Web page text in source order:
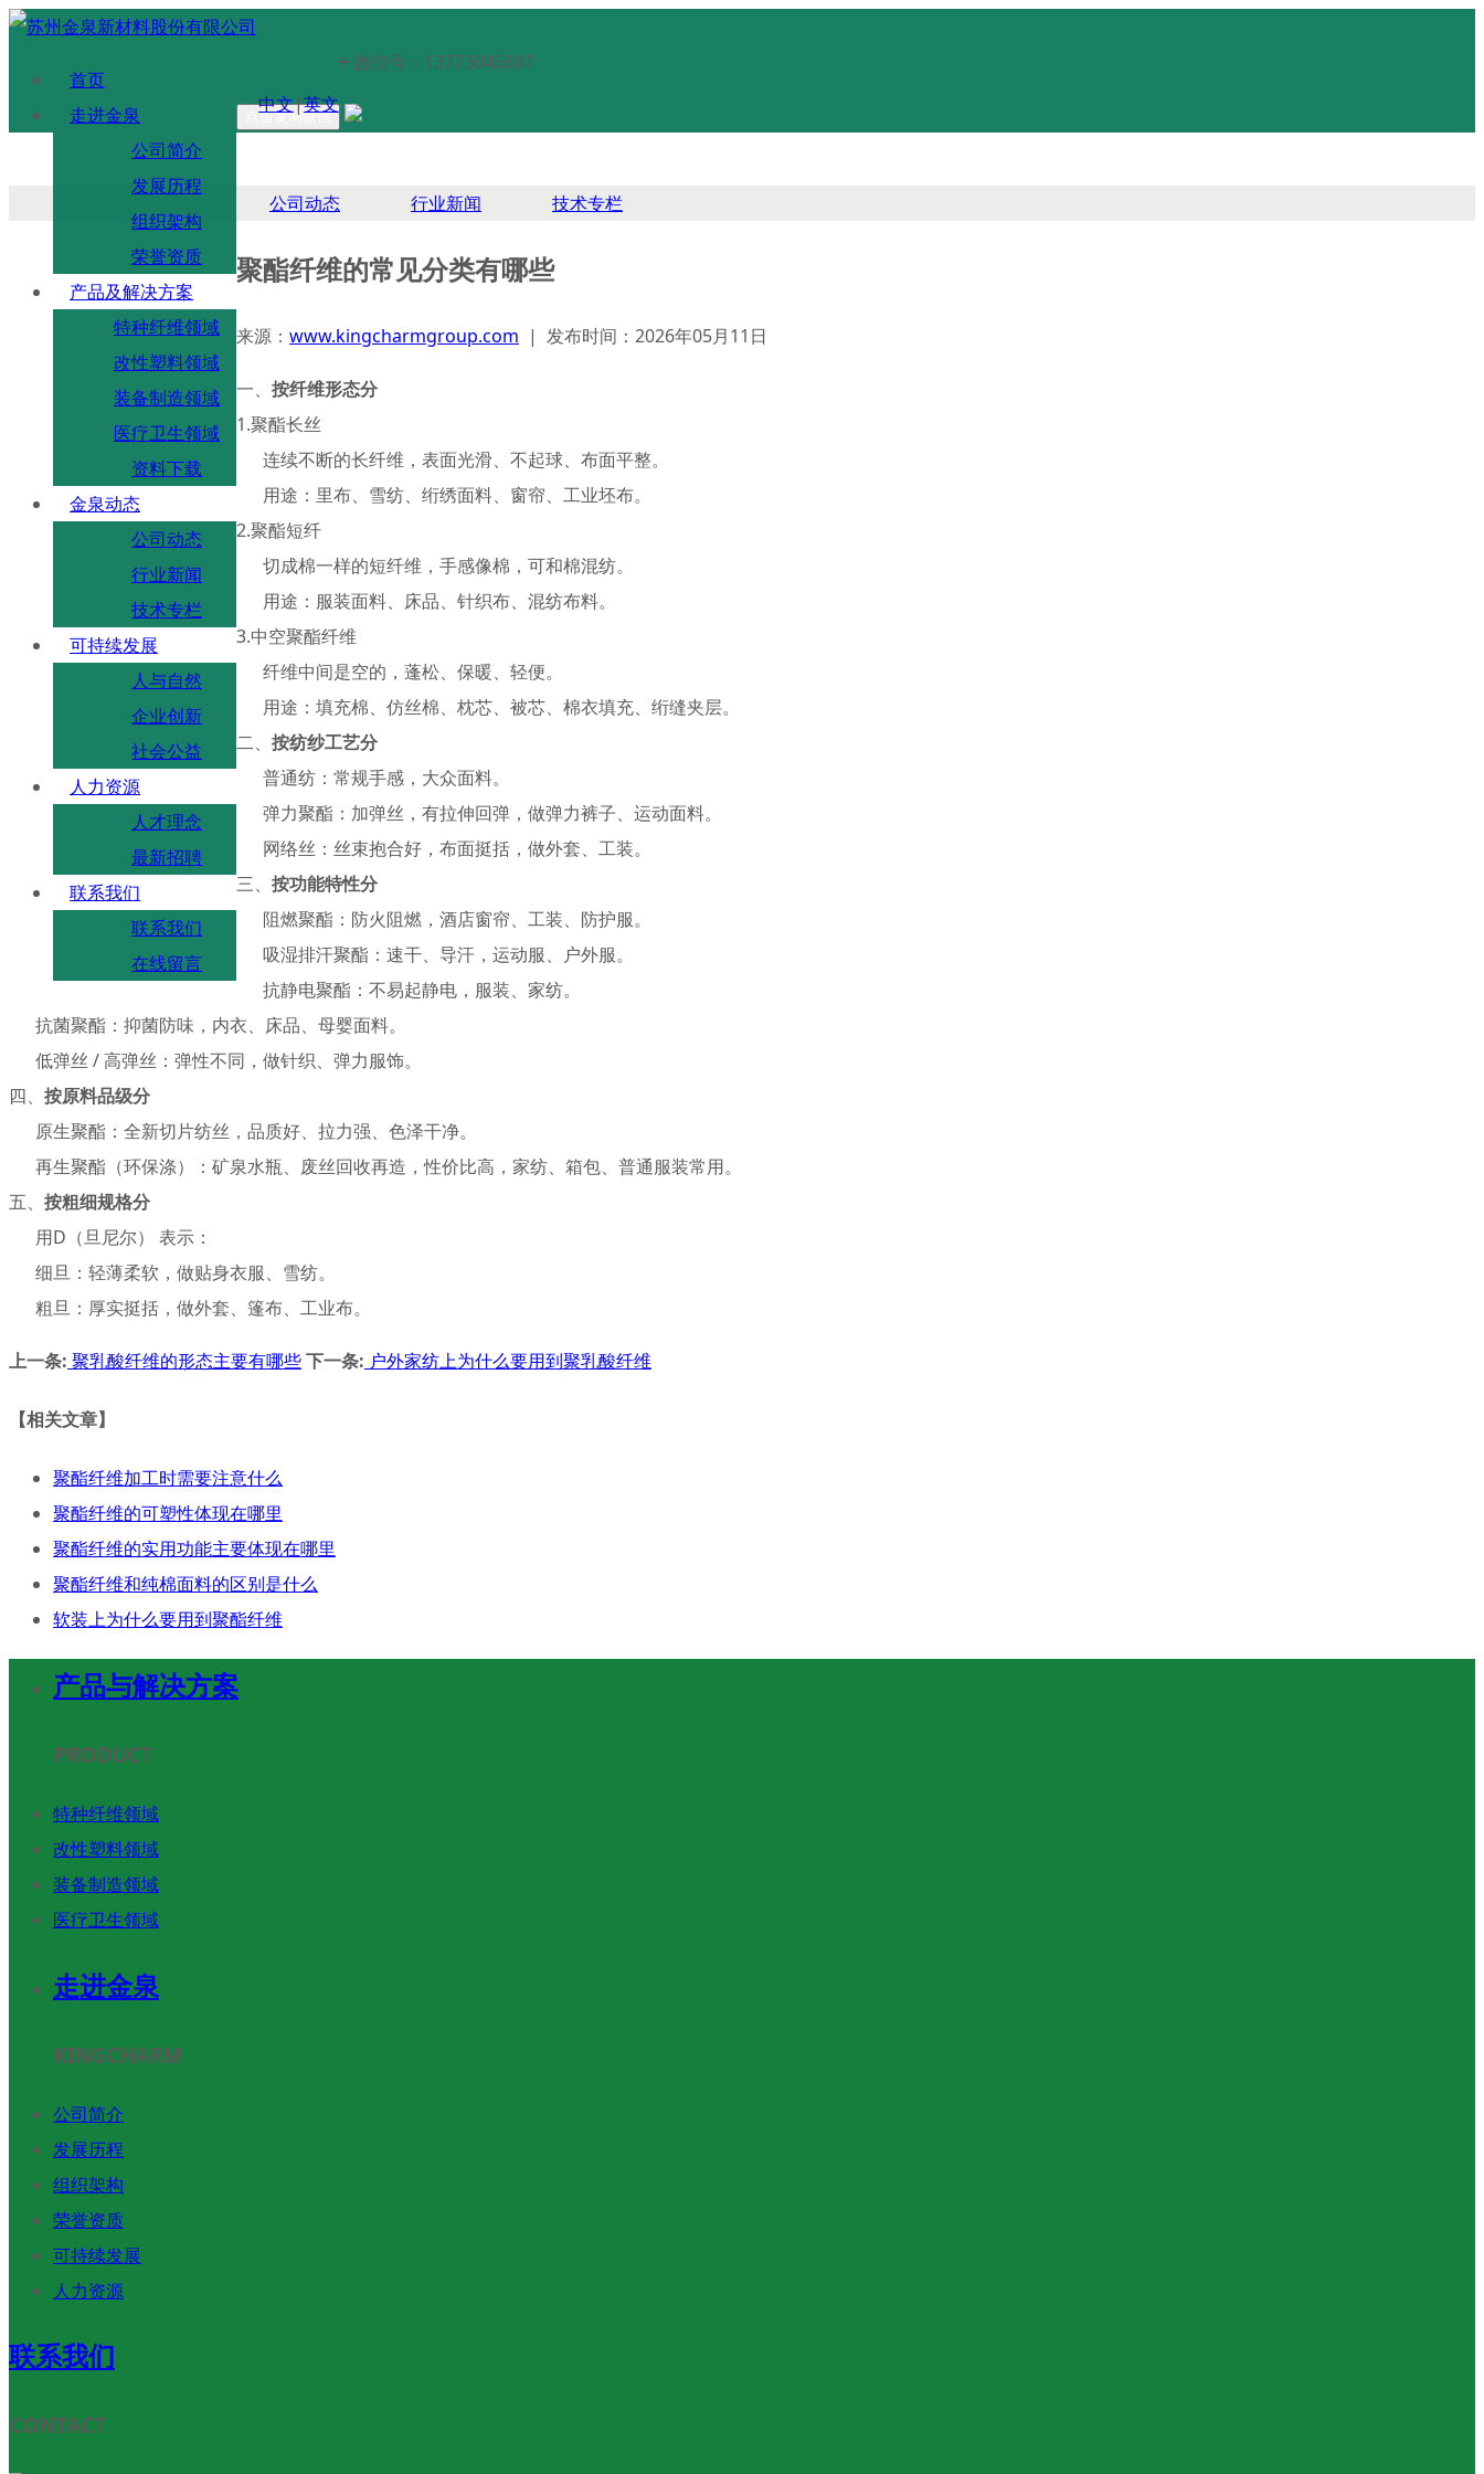
首页
走进金泉
公司简介
发展历程
组织架构
荣誉资质
产品及解决方案
特种纤维领域
改性塑料领域
装备制造领域
医疗卫生领域
资料下载
金泉动态
公司动态
行业新闻
技术专栏
可持续发展
人与自然
企业创新
社会公益
人力资源
人才理念
最新招聘
联系我们
联系我们
在线留言
中文|英文
+微信号： 13773045687
点击复制微信
公司动态 行业新闻 技术专栏
聚酯纤维的常见分类有哪些
来源： www.kingcharmgroup.com | 发布时间：2026年05月11日
一、 按纤维形态分
1.聚酯长丝
连续不断的长纤维，表面光滑、不起球、布面平整。
用途：里布、雪纺、绗绣面料、窗帘、工业坯布。
2.聚酯短纤
切成棉一样的短纤维，手感像棉，可和棉混纺。
用途：服装面料、床品、针织布、混纺布料。
3.中空聚酯纤维
纤维中间是空的，蓬松、保暖、轻便。
用途：填充棉、仿丝棉、枕芯、被芯、棉衣填充、绗缝夹层。
二、 按纺纱工艺分
普通纺：常规手感，大众面料。
弹力聚酯：加弹丝，有拉伸回弹，做弹力裤子、运动面料。
网络丝：丝束抱合好，布面挺括，做外套、工装。
三、 按功能特性分
阻燃聚酯：防火阻燃，酒店窗帘、工装、防护服。
吸湿排汗聚酯：速干、导汗，运动服、户外服。
抗静电聚酯：不易起静电，服装、家纺。
抗菌聚酯：抑菌防味，内衣、床品、母婴面料。
低弹丝 / 高弹丝：弹性不同，做针织、弹力服饰。
四、 按原料品级分
原生聚酯：全新切片纺丝，品质好、拉力强、色泽干净。
再生聚酯（环保涤）：矿泉水瓶、废丝回收再造，性价比高，家纺、箱包、普通服装常用。
五、 按粗细规格分
用D（旦尼尔） 表示：
细旦：轻薄柔软，做贴身衣服、雪纺。
粗旦：厚实挺括，做外套、篷布、工业布。
上一条: 聚乳酸纤维的形态主要有哪些下一条: 户外家纺上为什么要用到聚乳酸纤维
【相关文章】
聚酯纤维加工时需要注意什么
聚酯纤维的可塑性体现在哪里
聚酯纤维的实用功能主要体现在哪里
聚酯纤维和纯棉面料的区别是什么
软装上为什么要用到聚酯纤维
产品与解决方案
PRODUCT
特种纤维领域
改性塑料领域
装备制造领域
医疗卫生领域
走进金泉
KINGCHARM
公司简介
发展历程
组织架构
荣誉资质
可持续发展
人力资源
联系我们
CONTACT